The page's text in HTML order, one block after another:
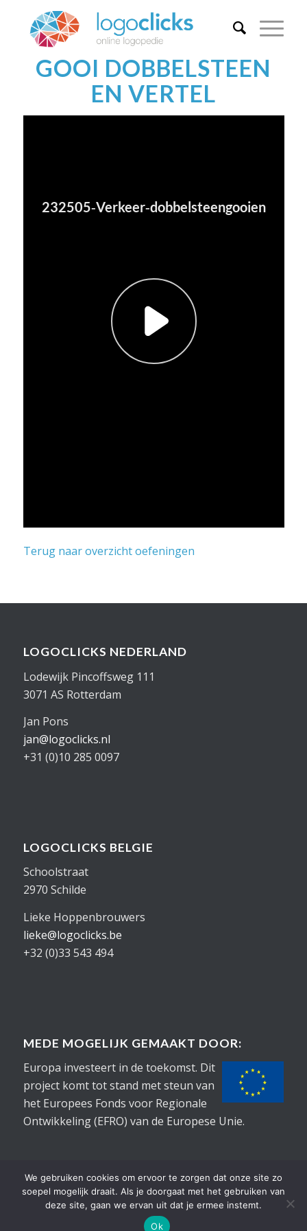
GOOI DOBBELSTEEN
EN VERTEL
Terug naar overzicht oefeningen
LOGOCLICKS NEDERLAND
Lodewijk Pincoffsweg 111
3071 AS Rotterdam
Jan Pons
jan@logoclicks.nl
+31 (0)10 285 0097
LOGOCLICKS BELGIE
Schoolstraat
2970 Schilde
Lieke Hoppenbrouwers
lieke@logoclicks.be
+32 (0)33 543 494
MEDE MOGELIJK GEMAAKT DOOR:
Europa investeert in de toekomst. Dit
project komt tot stand met steun van
het Europees Fonds voor Regionale
Ontwikkeling (EFRO) van de Europese Unie.
Logoclicks • Alle rechten voorbehouden |
We gebruiken cookies om ervoor te zorgen dat onze site zo
soepel mogelijk draait. Als je doorgaat met het gebruiken van
deze site, gaan we ervan uit dat je ermee instemt.
Ok